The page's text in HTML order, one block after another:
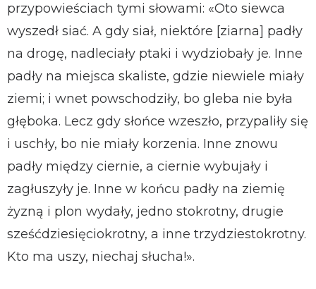
przypowieściach tymi słowami: «Oto siewca
wyszedł siać. A gdy siał, niektóre [ziarna] padły
na drogę, nadleciały ptaki i wydziobały je. Inne
padły na miejsca skaliste, gdzie niewiele miały
ziemi; i wnet powschodziły, bo gleba nie była
głęboka. Lecz gdy słońce wzeszło, przypaliły się
i uschły, bo nie miały korzenia. Inne znowu
padły między ciernie, a ciernie wybujały i
zagłuszyły je. Inne w końcu padły na ziemię
żyzną i plon wydały, jedno stokrotny, drugie
sześćdziesięciokrotny, a inne trzydziestokrotny.
Kto ma uszy, niechaj słucha!».